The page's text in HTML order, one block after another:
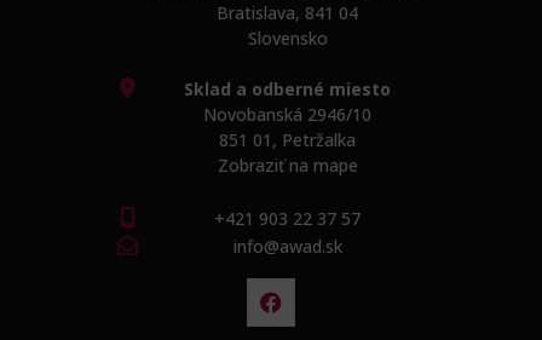
Bratislava, 841 04
Slovensko
Sklad a odberné miesto
Novobanská 2946/10
851 01, Petržalka
Zobraziť na mape
+421 903 22 37 57
info@awad.sk